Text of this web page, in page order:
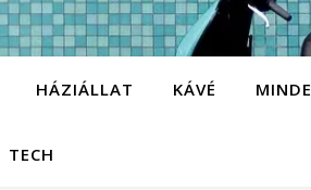
HÁZIÁLLAT KÁVÉ
TECH